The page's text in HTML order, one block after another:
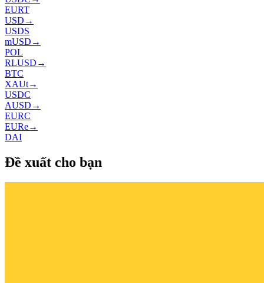
EURT
USD →
USDS
mUSD →
POL
RLUSD →
BTC
XAUt→
USDC
AUSD →
EURC
EURe→
DAI
Đề xuất cho bạn